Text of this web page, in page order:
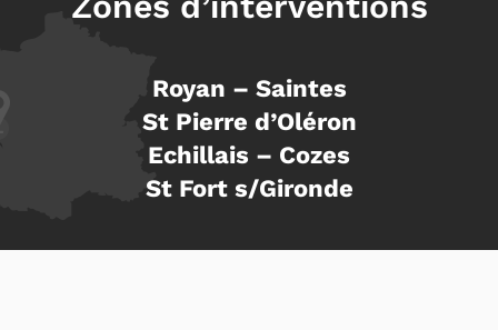
Royan – Saintes
St Pierre d’Oléron
Echillais – Cozes
St Fort s/Gironde